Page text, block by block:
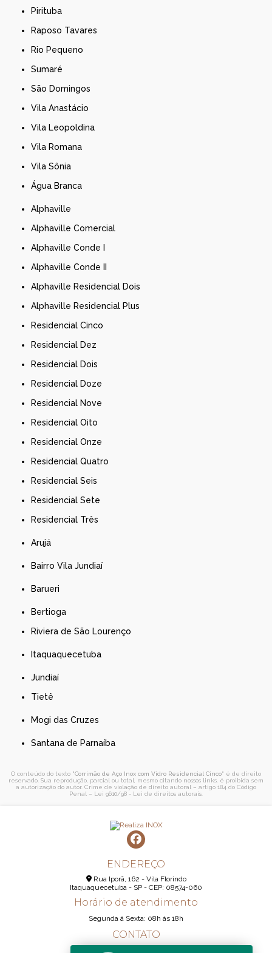
Pirituba
Raposo Tavares
Rio Pequeno
Sumaré
São Domingos
Vila Anastácio
Vila Leopoldina
Vila Romana
Vila Sônia
Água Branca
Alphaville
Alphaville Comercial
Alphaville Conde I
Alphaville Conde II
Alphaville Residencial Dois
Alphaville Residencial Plus
Residencial Cinco
Residencial Dez
Residencial Dois
Residencial Doze
Residencial Nove
Residencial Oito
Residencial Onze
Residencial Quatro
Residencial Seis
Residencial Sete
Residencial Três
Arujá
Bairro Vila Jundiaí
Barueri
Bertioga
Riviera de São Lourenço
Itaquaquecetuba
Jundiaí
Tietê
Mogi das Cruzes
Santana de Parnaíba
O conteúdo do texto "Corrimão de Aço Inox com Vidro Residencial Cinco" é de direito
reservado. Sua reprodução, parcial ou total, mesmo citando nossos links, é proibida sem
a autorização do autor. Crime de violação de direito autoral – artigo 184 do Código
Penal – Lei 9610/98 - Lei de direitos autorais
ENDEREÇO
Rua Iporã, 162 - Vila Florindo
Itaquaquecetuba - SP - CEP: 08574-060
Horário de atendimento
Segunda á Sexta: 08h ás 18h
CONTATO